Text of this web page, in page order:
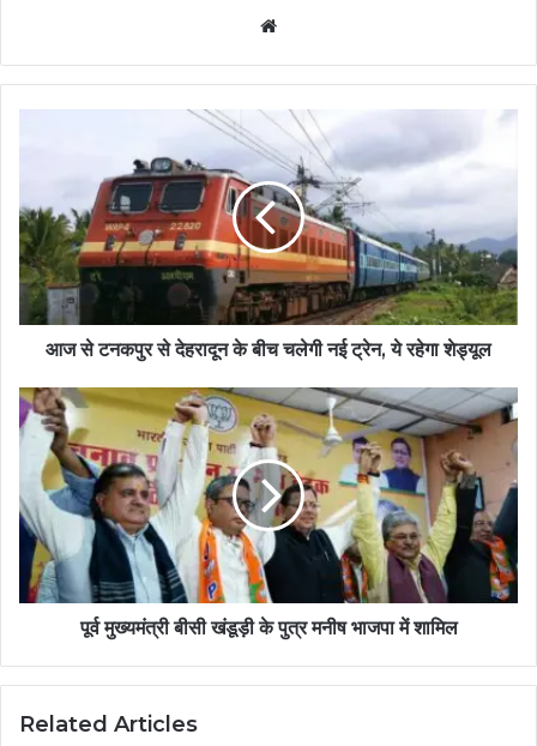
आज से टनकपुर से देहरादून के बीच चलेगी नई ट्रेन, ये रहेगा शेड्यूल
पूर्व मुख्यमंत्री बीसी खंडूड़ी के पुत्र मनीष भाजपा में शामिल
Related Articles